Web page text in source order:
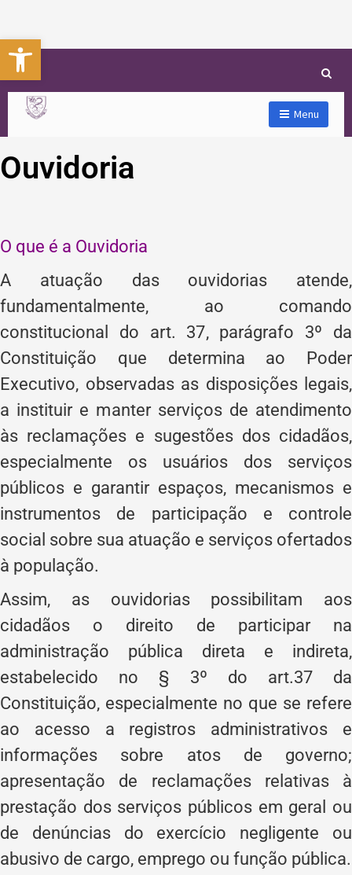
Abrir a barra de ferramentas
Menu
Ouvidoria
O que é a Ouvidoria
A atuação das ouvidorias atende,
fundamentalmente, ao comando
constitucional do art. 37, parágrafo 3º da
Constituição que determina ao Poder
Executivo, observadas as disposições legais,
a instituir e manter serviços de atendimento
às reclamações e sugestões dos cidadãos,
especialmente os usuários dos serviços
públicos e garantir espaços, mecanismos e
instrumentos de participação e controle
social sobre sua atuação e serviços ofertados
à população.
Assim, as ouvidorias possibilitam aos
cidadãos o direito de participar na
administração pública direta e indireta,
estabelecido no § 3º do art.37 da
Constituição, especialmente no que se refere
ao acesso a registros administrativos e
informações sobre atos de governo;
apresentação de reclamações relativas à
prestação dos serviços públicos em geral ou
de denúncias do exercício negligente ou
abusivo de cargo, emprego ou função pública.